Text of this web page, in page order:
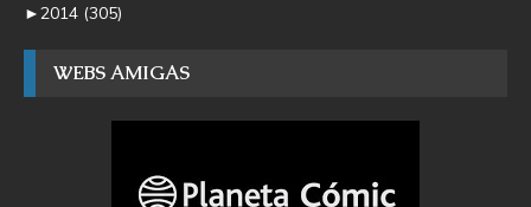
►2014 (305)
WEBS AMIGAS